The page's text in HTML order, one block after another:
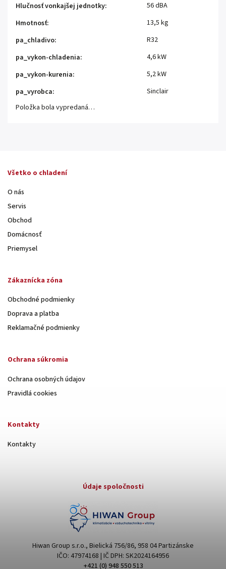
Hlučnosť vonkajšej jednotky:
56 dBA
Hmotnosť:
13,5 kg
pa_chladivo:
R32
pa_vykon-chladenia:
4,6 kW
pa_vykon-kurenia:
5,2 kW
pa_vyrobca:
Sinclair
Položka bola vypredaná…
Všetko o chladení
O nás
Servis
Obchod
Domácnosť
Priemysel
Zákaznícka zóna
Obchodné podmienky
Doprava a platba
Reklamačné podmienky
Ochrana súkromia
Ochrana osobných údajov
Pravidlá cookies
Kontakty
Kontakty
Údaje spoločnosti
Hiwan Group s.r.o., Bielická 756/86, 958 04 Partizánske
IČO: 47974168 | IČ DPH: SK2024164956
+421 (0) 948 550 513